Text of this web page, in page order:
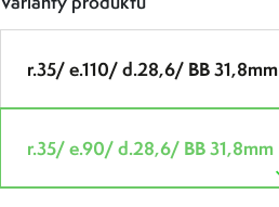
r.35/ e.110/ d.28,6/ BB 31,8mm
r.35/ e.90/ d.28,6/ BB 31,8mm